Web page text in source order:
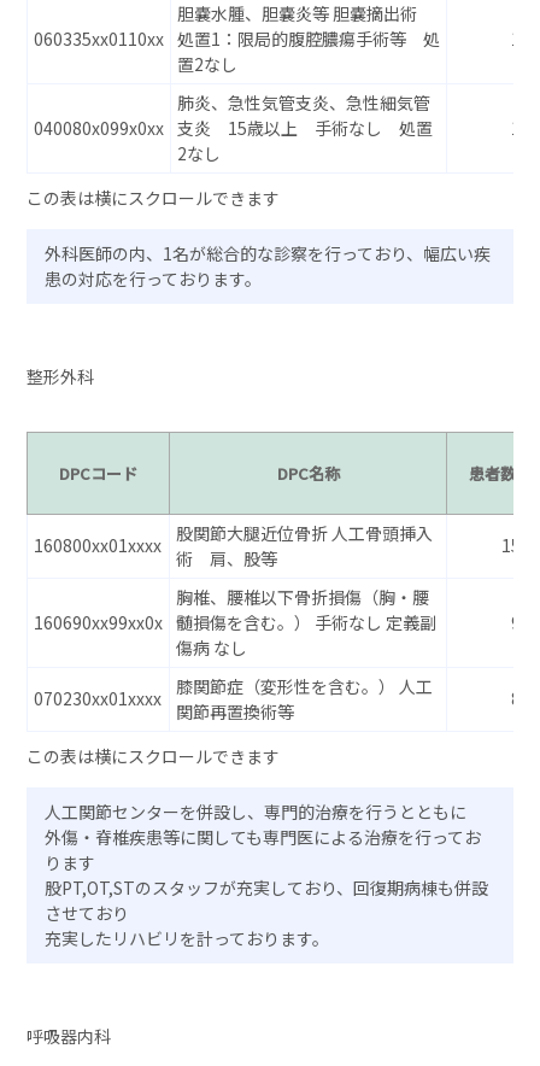
060335xx0110xx
胆嚢水腫、胆嚢炎等 胆嚢摘出術
処置1：限局的腹腔膿瘍手術等 処
置2なし
14
040080x099x0xx
肺炎、急性気管支炎、急性細気管
支炎 15歳以上 手術なし 処置
2なし
13
外科医師の内、1名が総合的な診察を行っており、幅広い疾
患の対応を行っております。
整形外科
DPCコード DPC名称 患者数
160800xx01xxxx
股関節大腿近位骨折 人工骨頭挿入
術 肩、股等
159
160690xx99xx0x
胸椎、腰椎以下骨折損傷（胸・腰
髄損傷を含む。） 手術なし 定義副
傷病 なし
95
070230xx01xxxx
膝関節症（変形性を含む。） 人工
関節再置換術等
89
人工関節センターを併設し、専門的治療を行うとともに
外傷・脊椎疾患等に関しても専門医による治療を行ってお
ります
股PT,OT,STのスタッフが充実しており、回復期病棟も併設
させており
充実したリハビリを計っております。
呼吸器内科